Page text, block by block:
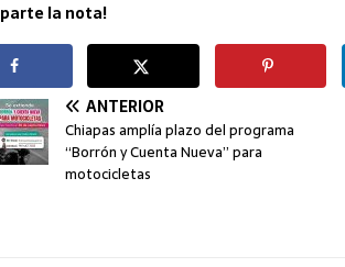
la nota!
ANTERIOR
Chiapas amplía plazo del programa
“Borrón y Cuenta Nueva” para
motocicletas